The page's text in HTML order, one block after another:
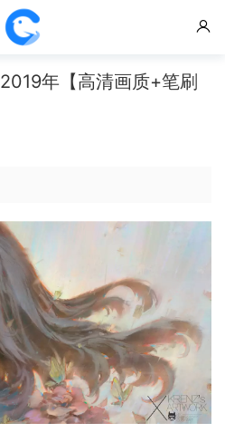
年【高清画质+笔刷